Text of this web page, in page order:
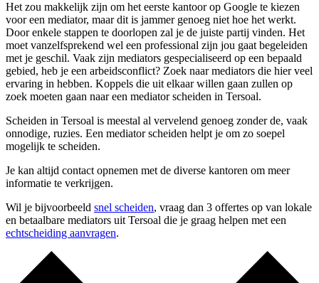
Het zou makkelijk zijn om het eerste kantoor op Google te kiezen
voor een mediator, maar dit is jammer genoeg niet hoe het werkt.
Door enkele stappen te doorlopen zal je de juiste partij vinden. Het
moet vanzelfsprekend wel een professional zijn jou gaat begeleiden
met je geschil. Vaak zijn mediators gespecialiseerd op een bepaald
gebied, heb je een arbeidsconflict? Zoek naar mediators die hier veel
ervaring in hebben. Koppels die uit elkaar willen gaan zullen op
zoek moeten gaan naar een mediator scheiden in Tersoal.
Scheiden in Tersoal is meestal al vervelend genoeg zonder de, vaak
onnodige, ruzies. Een mediator scheiden helpt je om zo soepel
mogelijk te scheiden.
Je kan altijd contact opnemen met de diverse kantoren om meer
informatie te verkrijgen.
Wil je bijvoorbeeld snel scheiden, vraag dan 3 offertes op van lokale
en betaalbare mediators uit Tersoal die je graag helpen met een
echtscheiding aanvragen.